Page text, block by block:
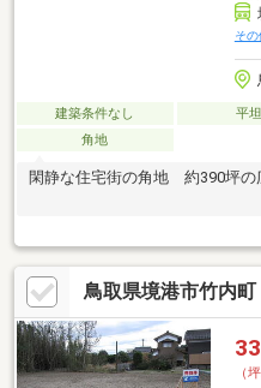
そ
建築条件なし 平
角地
閑静な住宅街の角地 約390坪の
鳥取県境港市竹内町
（